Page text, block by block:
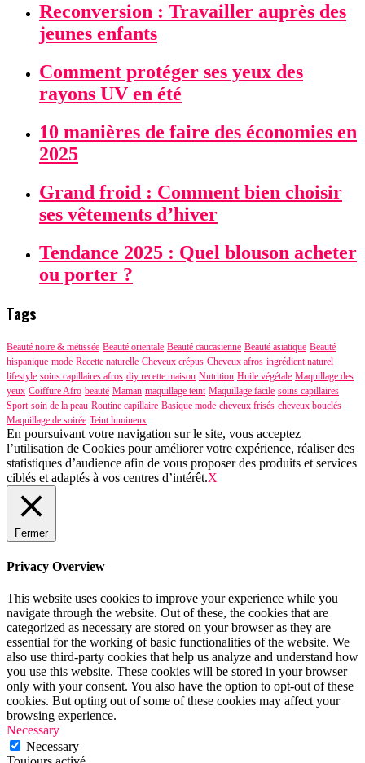
Reconversion : Travailler auprès des
jeunes enfants
Comment protéger ses yeux des
rayons UV en été
10 manières de faire des économies en
2025
Grand froid : Comment bien choisir
ses vêtements d’hiver
Tendance 2025 : Quel blouson acheter
ou porter ?
Tags
Beauté noire & métissée Beauté orientale Beauté caucasienne Beauté asiatique Beauté
hispanique mode Recette naturelle Cheveux crépus Cheveux afros ingrédient naturel
lifestyle soins capillaires afros diy recette maison Nutrition Huile végétale Maquillage des
yeux Coiffure Afro beauté Maman maquillage teint Maquillage facile soins capillaires
Sport soin de la peau Routine capillaire Basique mode cheveux frisés cheveux bouclés
Maquillage de soirée Teint lumineux
En poursuivant votre navigation sur le site, vous acceptez
l’utilisation de Cookies pour améliorer votre expérience, réaliser des
statistiques d’audience afin de vous proposer des produits et services
ciblés et adaptés à vos centres d’intérêt.X
Fermer
Privacy Overview
This website uses cookies to improve your experience while you
navigate through the website. Out of these, the cookies that are
categorized as necessary are stored on your browser as they are
essential for the working of basic functionalities of the website. We
also use third-party cookies that help us analyze and understand how
you use this website. These cookies will be stored in your browser
only with your consent. You also have the option to opt-out of these
cookies. But opting out of some of these cookies may affect your
browsing experience.
Necessary
Necessary